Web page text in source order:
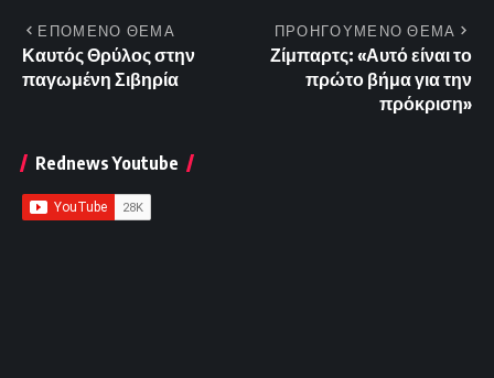
ΕΠΟΜΕΝΟ ΘΕΜΑ
Καυτός Θρύλος στην
παγωμένη Σιβηρία
ΠΡΟΗΓΟΥΜΕΝΟ ΘΕΜΑ
Ζίμπαρτς: «Αυτό είναι το
πρώτο βήμα για την
πρόκριση»
Rednews Youtube